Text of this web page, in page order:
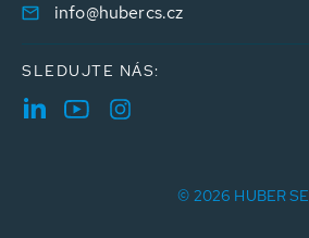
info@hubercs.cz
SLEDUJTE NÁS:
© 2026 HUBER SE